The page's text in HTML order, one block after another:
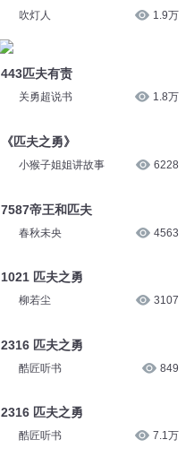
吹灯人 1.9万
443匹夫有责
关勇超说书 1.8万
《匹夫之勇》
小猴子姐姐讲故事 6228
7587帝王和匹夫
春秋未央 4563
1021 匹夫之勇
柳若尘 3107
2316 匹夫之勇
酷匠听书 849
2316 匹夫之勇
酷匠听书 7.1万